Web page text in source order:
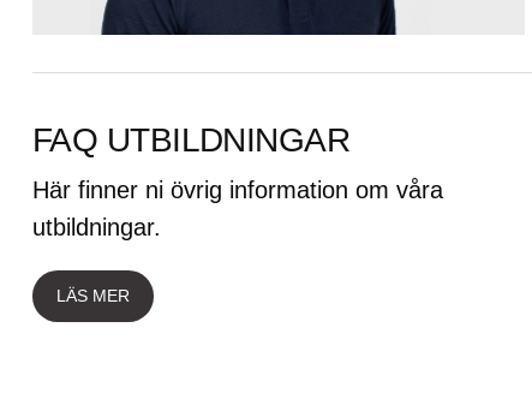
FAQ UTBILDNINGAR
Här finner ni övrig information om våra
utbildningar.
LÄS MER